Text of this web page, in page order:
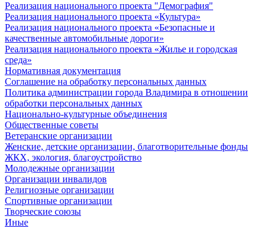
Реализация национального проекта "Демография"
Реализация национального проекта «Культура»
Реализация национального проекта «Безопасные и
качественные автомобильные дороги»
Реализация национального проекта «Жилье и городская
среда»
Нормативная документация
Соглашение на обработку персональных данных
Политика администрации города Владимира в отношении
обработки персональных данных
Национально-культурные объединения
Общественные советы
Ветеранские организации
Женские, детские организации, благотворительные фонды
ЖКХ, экология, благоустройство
Молодежные организации
Организации инвалидов
Религиозные организации
Спортивные организации
Творческие союзы
Иные